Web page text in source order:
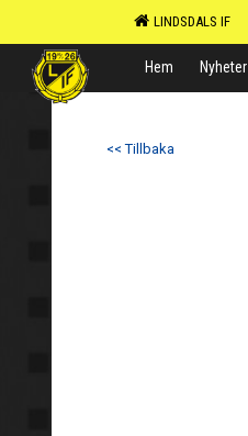
LINDSDALS IF
Hem Nyheter
<< Tillbaka